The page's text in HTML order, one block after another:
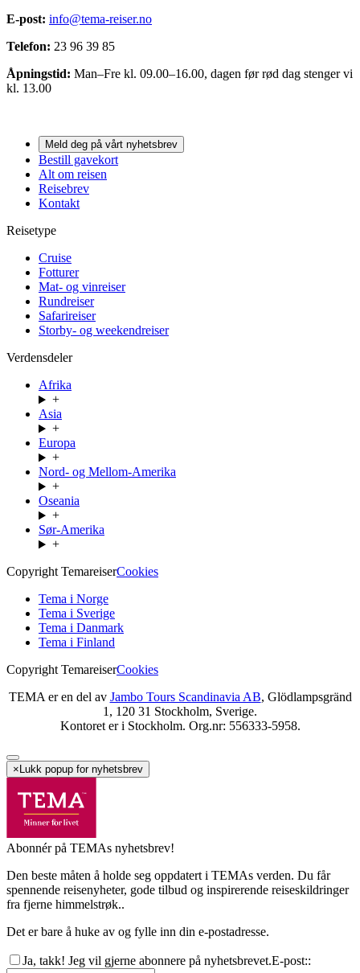
E-post: info@tema-reiser.no
Telefon: 23 96 39 85
Åpningstid: Man–Fre kl. 09.00–16.00, dagen før rød dag stenger vi
kl. 13.00
Meld deg på vårt nyhetsbrev
Bestill gavekort
Alt om reisen
Reisebrev
Kontakt
Reisetype
Cruise
Fotturer
Mat- og vinreiser
Rundreiser
Safarireiser
Storby- og weekendreiser
Verdensdeler
Afrika
+
Asia
+
Europa
+
Nord- og Mellom-Amerika
+
Oseania
+
Sør-Amerika
+
Copyright TemareiserCookies
Tema i Norge
Tema i Sverige
Tema i Danmark
Tema i Finland
Copyright TemareiserCookies
TEMA er en del av Jambo Tours Scandinavia AB, Glödlampsgränd
1, 120 31 Stockholm, Sverige.
Kontoret er i Stockholm. Org.nr: 556333-5958.
× Lukk popup for nyhetsbrev
Abonnér på TEMAs nyhetsbrev!
Den beste måten å holde seg oppdatert i TEMAs verden. Du får
spennende reisenyheter, gode tilbud og inspirerende reiseskildringer
fra fjerne himmelstrøk..
Det er bare å huke av og fylle inn din e-postadresse.
Ja, takk! Jeg vil gjerne abonnere på nyhetsbrevet.E-post::